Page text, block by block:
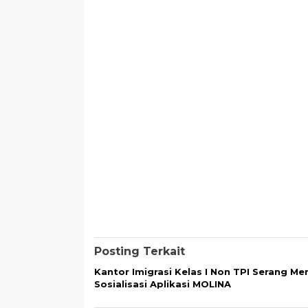
Posting Terkait
Kantor Imigrasi Kelas I Non TPI Serang
Sosialisasi Aplikasi MOLINA